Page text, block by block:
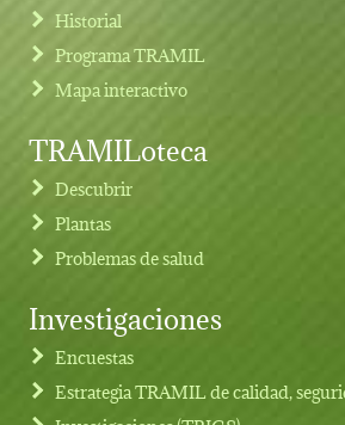
Footer menu
Historial
Programa TRAMIL
Mapa interactivo
TRAMILoteca
Descubrir
Plantas
Problemas de salud
Investigaciones
Encuestas
Estrategia TRAMIL de calidad,